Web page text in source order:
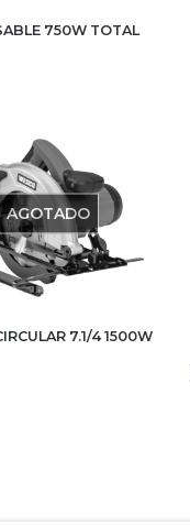
750W TOTAL
AGOTADO
7.1/4 1500W